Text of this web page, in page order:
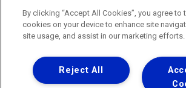
Uma empresa
Copyright ® 2026 - Todos os
By clicking “Accept All Cookies”, you agree to
cookies on your device to enhance site
site usage, and assist in our marketing efforts.
Reject All